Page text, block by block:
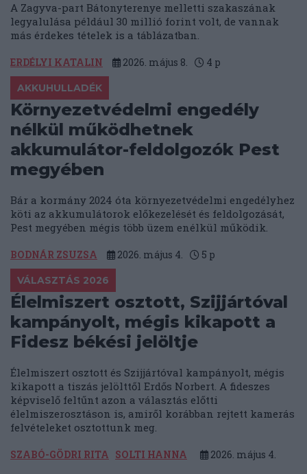
A Zagyva-part Bátonyterenye melletti szakaszának
legyalulása például 30 millió forint volt, de vannak
más érdekes tételek is a táblázatban.
ERDÉLYI KATALIN 2026. május 8. 4 p
AKKUHULLADÉK
Környezetvédelmi engedély
nélkül működhetnek
akkumulátor-feldolgozók Pest
megyében
Bár a kormány 2024 óta környezetvédelmi engedélyhez
köti az akkumulátorok előkezelését és feldolgozását,
Pest megyében mégis több üzem enélkül működik.
BODNÁR ZSUZSA 2026. május 4. 5 p
VÁLASZTÁS 2026
Élelmiszert osztott, Szijjártóval
kampányolt, mégis kikapott a
Fidesz békési jelöltje
Élelmiszert osztott és Szijjártóval kampányolt, mégis
kikapott a tiszás jelölttől Erdős Norbert. A fideszes
képviselő feltűnt azon a választás előtti
élelmiszerosztáson is, amiről korábban rejtett kamerás
felvételeket osztottunk meg.
SZABÓ-GÖDRI RITA SOLTI HANNA 2026. május 4.